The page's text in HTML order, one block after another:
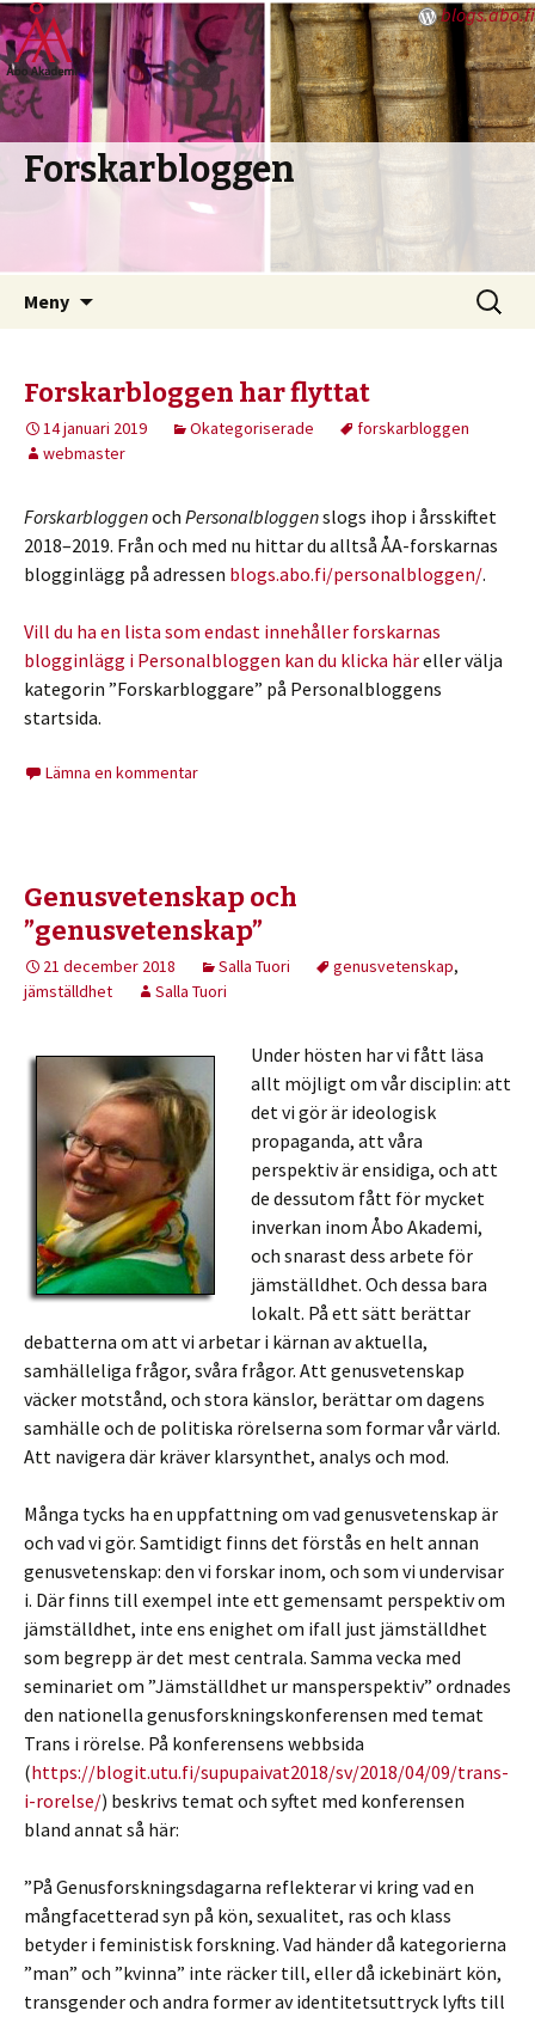
blogs.abo.fi
Forskarbloggen
Meny
Sök
efter:
Forskarbloggen har flyttat
14 januari 2019 Okategoriserade
forskarbloggen
webmaster
Forskarbloggenoch Personalbloggenslogs ihop i årsskiftet
2018–2019. Från och med nu hittar du alltså ÅA-forskarnas
blogginlägg på adressen blogs.abo.fi/personalbloggen/.
Vill du ha en lista som endast innehåller forskarnas
blogginlägg i Personalbloggen kan du klicka häreller välja
kategorin ”Forskarbloggare” på Personalbloggens
startsida.
Lämna en kommentar
Genusvetenskap och
”genusvetenskap”
21 december 2018 Salla Tuori genusvetenskap,
jämställdhet
Salla Tuori
Under hösten har vi fått läsa
allt möjligt om vår disciplin: att
det vi gör är ideologisk
propaganda, att våra
perspektiv är ensidiga, och att
de dessutom fått för mycket
inverkan inom Åbo Akademi,
och snarast dess arbete för
jämställdhet. Och dessa bara
lokalt. På ett sätt berättar
debatterna om att vi arbetar i kärnan av aktuella,
samhälleliga frågor, svåra frågor. Att genusvetenskap
väcker motstånd, och stora känslor, berättar om dagens
samhälle och de politiska rörelserna som formar vår värld.
Att navigera där kräver klarsynthet, analys och mod.
Många tycks ha en uppfattning om vad genusvetenskap är
och vad vi gör. Samtidigt finns det förstås en helt annan
genusvetenskap: den vi forskar inom, och som vi undervisar
i. Där finns till exempel inte ett gemensamt perspektiv om
jämställdhet, inte ens enighet om ifall just jämställdhet
som begrepp är det mest centrala. Samma vecka med
seminariet om ”Jämställdhet ur mansperspektiv” ordnades
den nationella genusforskningskonferensen med temat
Trans i rörelse. På konferensens webbsida
(https://blogit.utu.fi/supupaivat2018/sv/2018/04/09/trans-
i-rorelse/) beskrivs temat och syftet med konferensen
bland annat så här:
”På Genusforskningsdagarna reflekterar vi kring vad en
mångfacetterad syn på kön, sexualitet, ras och klass
betyder i feministisk forskning. Vad händer då kategorierna
”man” och ”kvinna” inte räcker till, eller då ickebinärt kön,
transgender och andra former av identitetsuttryck lyfts till